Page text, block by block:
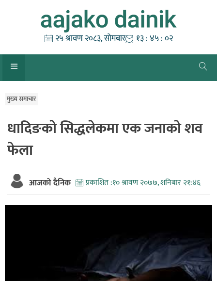
२५ श्रावण २०८३, सोमबार १३ : ४५ : ०२
मुख्य समाचार
धादिङको सिद्धलेकमा एक जनाको शव
फेला
आजको दैनिक प्रकाशित :१० श्रावण २०७७, शनिबार २१:४६